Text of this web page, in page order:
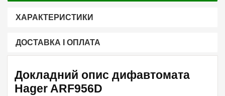
ХАРАКТЕРИСТИКИ
ДОСТАВКА І ОПЛАТА
Докладний опис дифавтомата
Hager ARF956D